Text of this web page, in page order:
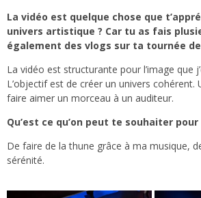
La vidéo est quelque chose que
univers artistique ? Car tu as fais
également des vlogs sur ta tournée
La vidéo est structurante pour l’image que
L’objectif est de créer un univers cohérent.
faire aimer un morceau à un auditeur.
Qu’est ce qu’on peut te souhaiter
De faire de la thune grâce à ma musique,
sérénité.